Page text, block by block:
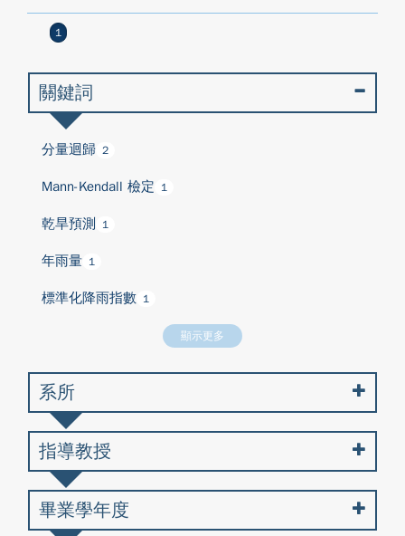
1
關鍵詞
分量迴歸 2
Mann-Kendall 檢定 1
乾旱預測 1
年雨量 1
標準化降雨指數 1
顯示更多
系所
指導教授
畢業學年度